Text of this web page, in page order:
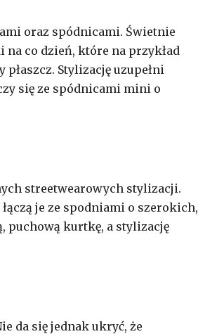
oraz spódnicami. Świetnie
co dzień, które na przykład
Stylizację uzupełni
się ze spódnicami mini o
streetwearowych stylizacji.
je ze spodniami o szerokich,
puchową kurtkę, a stylizację
da się jednak ukryć, że